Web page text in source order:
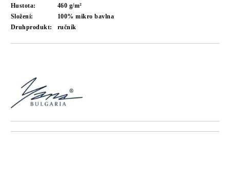
Hustota:
460 g/m²
Složení:
100% mikro bavlna
Druhprodukt:
ručník